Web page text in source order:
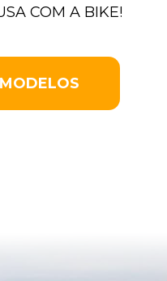
COM A BIKE!